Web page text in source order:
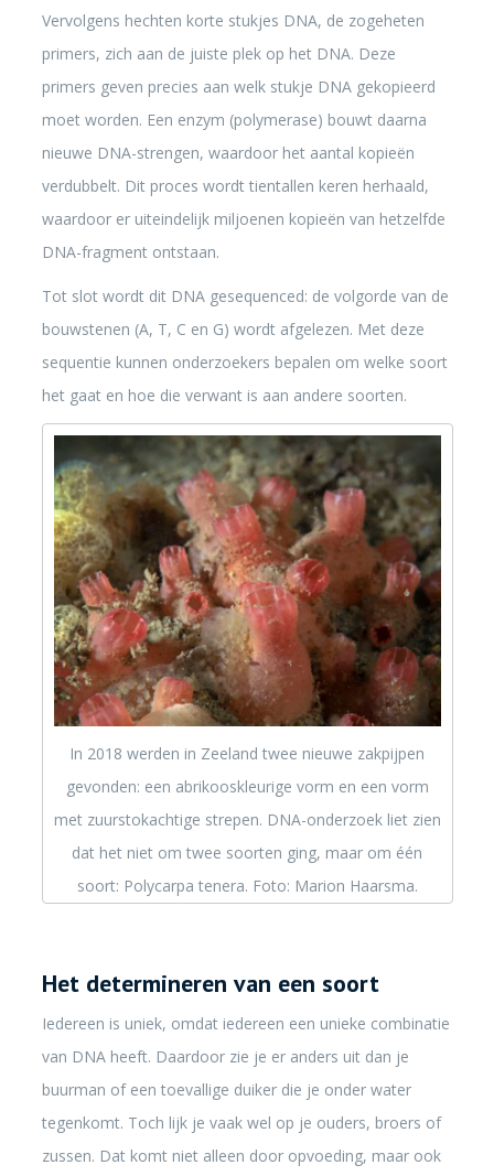
Vervolgens hechten korte stukjes DNA, de zogeheten
primers, zich aan de juiste plek op het DNA. Deze
primers geven precies aan welk stukje DNA gekopieerd
moet worden. Een enzym (polymerase) bouwt daarna
nieuwe DNA-strengen, waardoor het aantal kopieën
verdubbelt. Dit proces wordt tientallen keren herhaald,
waardoor er uiteindelijk miljoenen kopieën van hetzelfde
DNA-fragment ontstaan.
Tot slot wordt dit DNA gesequenced: de volgorde van de
bouwstenen (A, T, C en G) wordt afgelezen. Met deze
sequentie kunnen onderzoekers bepalen om welke soort
het gaat en hoe die verwant is aan andere soorten.
In 2018 werden in Zeeland twee nieuwe zakpijpen
gevonden: een abrikooskleurige vorm en een vorm
met zuurstokachtige strepen. DNA-onderzoek liet zien
dat het niet om twee soorten ging, maar om één
soort: Polycarpa tenera. Foto: Marion Haarsma.
Het determineren van een soort
Iedereen is uniek, omdat iedereen een unieke combinatie
van DNA heeft. Daardoor zie je er anders uit dan je
buurman of een toevallige duiker die je onder water
tegenkomt. Toch lijk je vaak wel op je ouders, broers of
zussen. Dat komt niet alleen door opvoeding, maar ook